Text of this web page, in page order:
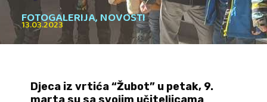
FOTOGALERIJA,NOVOSTI
13.03.2023
Djeca iz vrtića “Žubot”u petak, 9.